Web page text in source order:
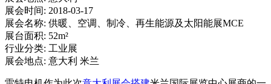
展会时间: 2018-03-17
展会名称: 供暖、空调、制冷、再生能源及太阳能展MCE
展台面积: 52m²
行业分类: 工业展
展会地点: 意大利 米兰